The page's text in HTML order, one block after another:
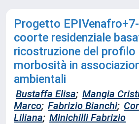
Progetto
coorte residenziale
ricostruzione del
morbosità in
ambientali
Bustaffa Elisa; Mangia
Marco; Fabrizio Bianchi;
Liliana; Minichilli Fabrizio